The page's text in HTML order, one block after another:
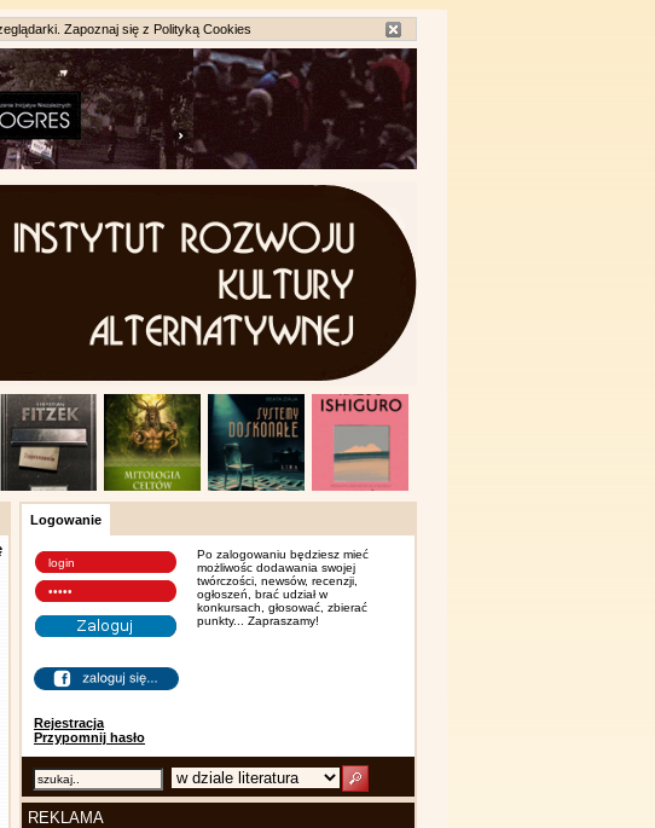
Zapoznaj się z Polityką Cookies
Logowanie
Rejestracja
Przypomnij hasło
Po zalogowaniu będziesz mieć
możliwośc dodawania swojej
twórczości, newsów, recenzji,
ogłoszeń, brać udział w
konkursach, głosować, zbierać
punkty... Zapraszamy!
REKLAMA